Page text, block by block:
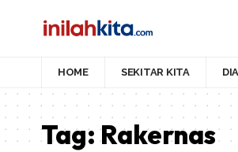
HOME SEKITAR KITA
Tag:Rakernas